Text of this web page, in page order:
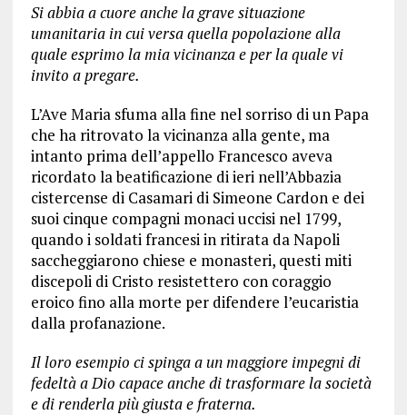
Si abbia a cuore anche la grave situazione
umanitaria in cui versa quella popolazione alla
quale esprimo la mia vicinanza e per la quale vi
invito a pregare.
L’Ave Maria sfuma alla fine nel sorriso di un Papa
che ha ritrovato la vicinanza alla gente, ma
intanto prima dell’appello Francesco aveva
ricordato la beatificazione di ieri nell’Abbazia
cistercense di Casamari di Simeone Cardon e dei
suoi cinque compagni monaci uccisi nel 1799,
quando i soldati francesi in ritirata da Napoli
saccheggiarono chiese e monasteri, questi miti
discepoli di Cristo resistettero con coraggio
eroico fino alla morte per difendere l’eucaristia
dalla profanazione.
Il loro esempio ci spinga a un maggiore impegni di
fedeltà a Dio capace anche di trasformare la società
e di renderla più giusta e fraterna.